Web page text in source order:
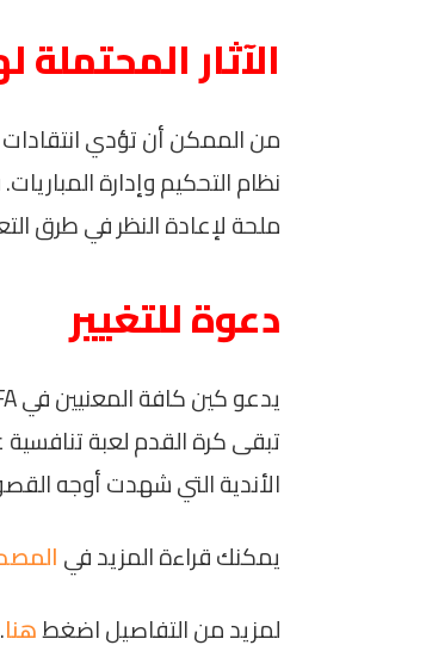
الآثار المحتملة
من الممكن أن تؤدي
نظام التحكيم وإدارة
ملحة لإعادة النظر في طرق
دعوة للتغيير
تبقى كرة القدم لعبة
الأندية التي شهدت أوجه
يمكنك قراءة المزيد في
لمزيد من التفاصيل اضغطهنا.